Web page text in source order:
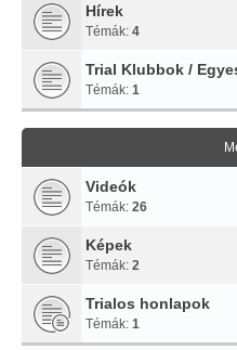
Hírek
Témák: 4
Trial Klubbok /
Témák: 1
Videók
Témák: 26
Képek
Témák: 2
Trialos honlapok
Témák: 1